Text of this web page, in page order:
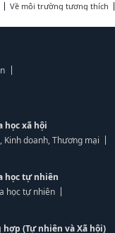
Về môi trường tương thích
học xã hội
Kinh doanh, Thương mại
học tự nhiên
học tự nhiên
(Tự nhiên và Xã hội)